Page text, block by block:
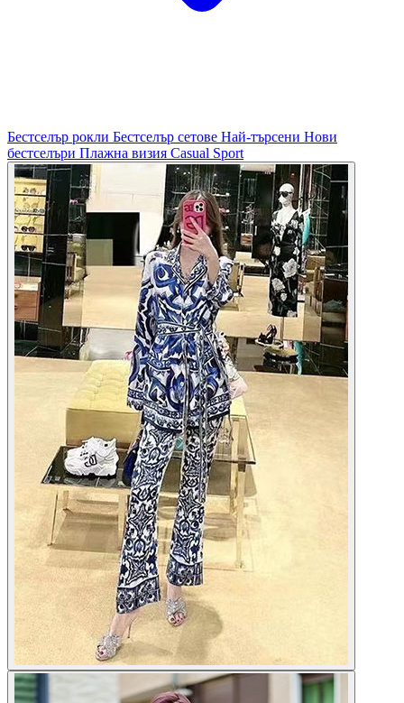
Бестселър рокли Бестселър сетове Най-търсени Нови
бестселъри Плажна визия Casual Sport